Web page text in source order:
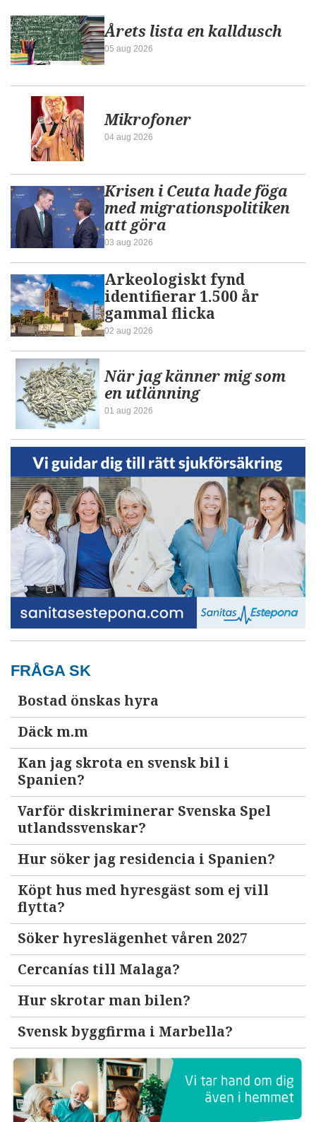
Årets lista en kalldusch
05 aug 2026
Mikrofoner
04 aug 2026
Krisen i Ceuta hade föga
med migrationspolitiken
att göra
03 aug 2026
Arkeologiskt fynd
identifierar 1.500 år
gammal flicka
02 aug 2026
När jag känner mig som
en utlänning
01 aug 2026
FRÅGA SK
Bostad önskas hyra
Däck m.m
Kan jag skrota en svensk bil i
Spanien?
Varför diskriminerar Svenska Spel
utlandssvenskar?
Hur söker jag residencia i Spanien?
Köpt hus med hyresgäst som ej vill
flytta?
Söker hyreslägenhet våren 2027
Cercanías till Malaga?
Hur skrotar man bilen?
Svensk byggfirma i Marbella?